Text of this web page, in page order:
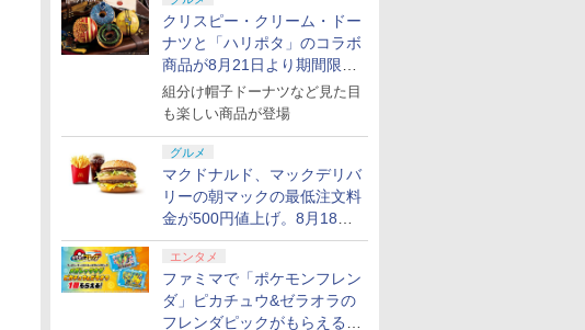
クリスピー・クリーム・ドー
ナツと「ハリポタ」のコラボ
商品が8月21日より期間限定
で発売
組分け帽子ドーナツなど見た目
も楽しい商品が登場
グルメ
マクドナルド、マックデリバ
リーの朝マックの最低注文料
金が500円値上げ。8月18日
より1,500円から受付
エンタメ
ファミマで「ポケモンフレン
ダ」ピカチュウ&ゼラオラの
フレンダピックがもらえるキ